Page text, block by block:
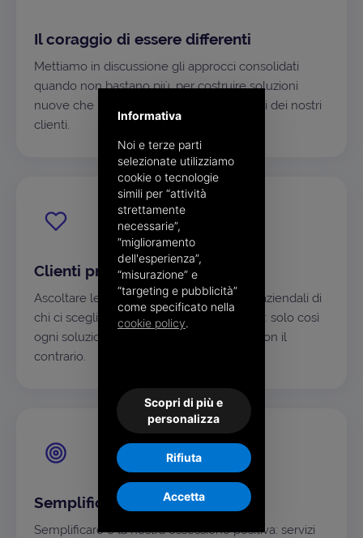
Il coraggio di essere differenti
Mettiamo in discussione gli approcci consolidati
quando non bastano più, per costruire soluzioni
nuove che rispondano davvero ai progetti dei nostri
clienti.
Clienti prima di tutto
Ascoltare le esigenze e capire i processi aziendali di
chi ci sceglie è il nostro punto di partenza: solo così
ogni soluzione si adatta al singolo caso, non il
contrario.
Semplificare, sempre
Semplificare è la nostra ossessione positiva: servizi
Informativa
Noi e terze parti
selezionate utilizziamo
cookie o tecnologie
simili per “attività
strettamente
necessarie”,
“miglioramento
dell'esperienza”,
“misurazione” e
“targeting e pubblicità”
come specificato nella
cookie policy.
Scopri di più e
personalizza
Rifiuta
Accetta